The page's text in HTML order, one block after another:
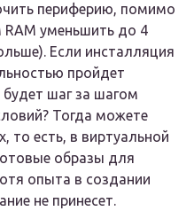
периферию, помимо
уменьшить до 4
Если инсталляция
пройдет
шаг за шагом
Тогда можете
то есть, в виртуальной
образы для
опыта в создании
не принесет.